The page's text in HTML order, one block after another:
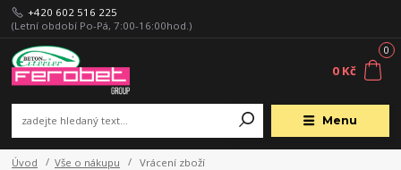
Menu
+420 602 516 225
(Letní období Po-Pá, 7:00-16:00hod.)
0
0 Kč
Úvod Vše o nákupu Vrácení zboží